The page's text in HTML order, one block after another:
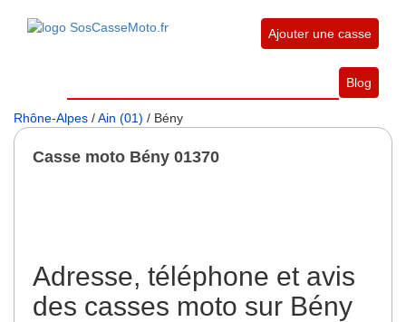
Ajouter une casse
Blog
Rhône-Alpes /Ain (01) / Bény
Casse moto Bény 01370
Adresse, téléphone et avis
des casses moto sur Bény